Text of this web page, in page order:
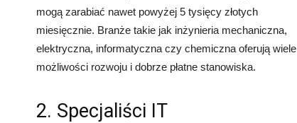
mogą zarabiać nawet powyżej 5 tysięcy złotych
miesięcznie. Branże takie jak inżynieria mechaniczna,
elektryczna, informatyczna czy chemiczna oferują wiele
możliwości rozwoju i dobrze płatne stanowiska.
2. Specjaliści IT